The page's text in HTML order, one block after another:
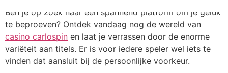
Ben je op zoek naar een spannend platform om je geluk
te beproeven? Ontdek vandaag nog de wereld van
casino carlospin en laat je verrassen door de enorme
variëteit aan titels. Er is voor iedere speler wel iets te
vinden dat aansluit bij de persoonlijke voorkeur.